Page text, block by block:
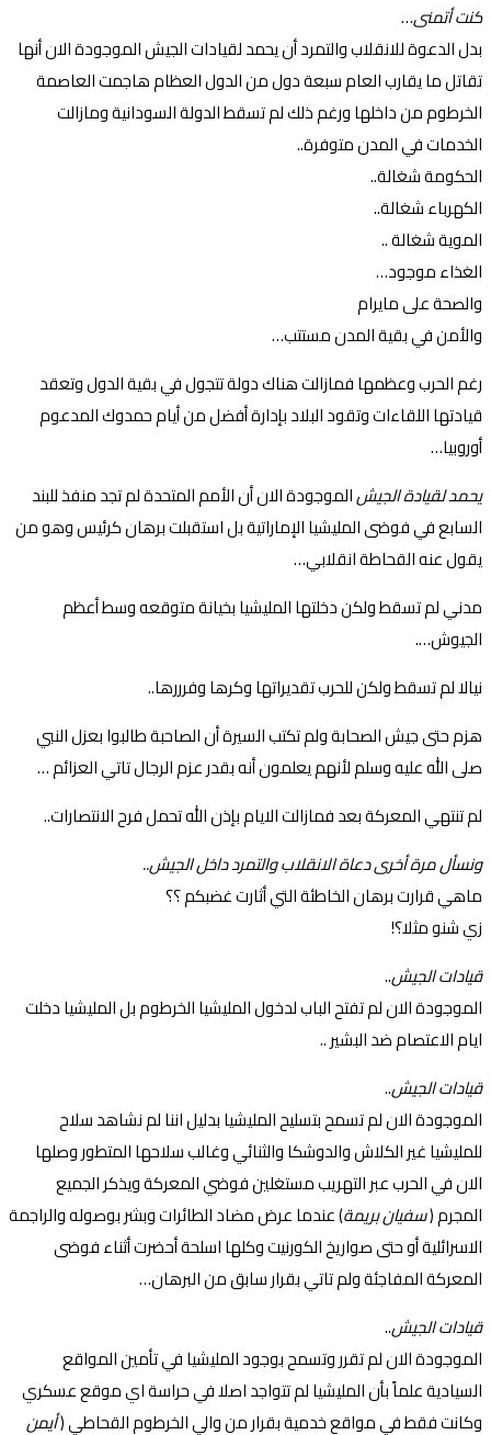
كنت أتمنى…
بدل الدعوة للانقلاب والتمرد أن يحمد لقيادات الجيش الموجودة الان أنها
تقاتل ما يقارب العام سبعة دول من الدول العظام هاجمت العاصمة
الخرطوم من داخلها ورغم ذلك لم تسقط الدولة السودانية ومازالت
الخدمات في المدن متوفرة..
الحكومة شغالة..
الكهرباء شغالة..
الموية شغالة ..
الغذاء موجود…
والصحة على مايرام
والأمن في بقية المدن مستتب…
رغم الحرب وعظمها فمازالت هناك دولة تتجول في بقية الدول وتعقد
قيادتها اللقاءات وتقود البلاد بإدارة أفضل من أيام حمدوك المدعوم
أوروبيا…
يحمد لقيادة الجيشالموجودة الان أن الأمم المتحدة لم تجد منفذ للبند
السابع في فوضى المليشيا الإماراتية بل استقبلت برهان كرئيس وهو من
يقول عنه القحاطة انقلابي…
مدني لم تسقط ولكن دخلتها المليشيا بخيانة متوقعه وسط أعظم
الجيوش….
نيالا لم تسقط ولكن للحرب تقديراتها وكرها وفرررها..
هزم حتى جيش الصحابة ولم تكتب السيرة أن الصاحبة طالبوا بعزل النبي
صلى الله عليه وسلم لأنهم يعلمون أنه بقدر عزم الرجال تاتي العزائم …
لم تنتهي المعركة بعد فمازالت الايام بإذن الله تحمل فرح الانتصارات..
ونسأل مرة أخرى دعاة الانقلاب والتمرد داخل الجيش..
ماهي قرارت برهان الخاطئة التي أثارت غضبكم ؟؟
زي شنو مثلا؟!
قيادات الجيش..
الموجودة الان لم تفتح الباب لدخول المليشيا الخرطوم بل المليشيا دخلت
ايام الاعتصام ضد البشير ..
قيادات الجيش..
الموجودة الان لم تسمح بتسليح المليشيا بدليل اننا لم نشاهد سلاح
للمليشيا غير الكلاش والدوشكا والثنائي وغالب سلاحها المتطور وصلها
الان في الحرب عبر التهريب مستغلين فوضي المعركة ويذكر الجميع
المجرم (سفيان بريمة) عندما عرض مضاد الطائرات وبشر بوصوله والراجمة
الاسرائلية أو حتى صواريخ الكورنيت وكلها اسلحة أحضرت أثناء فوضى
المعركة المفاجئة ولم تاتي بقرار سابق من البرهان…
قيادات الجيش..
الموجودة الان لم تقرر وتسمح بوجود المليشيا في تأمين المواقع
السيادية علماََ بأن المليشيا لم تتواجد اصلا في حراسة اي موقع عسكري
وكانت فقط في مواقع خدمية بقرار من والي الخرطوم القحاطي (أيمن